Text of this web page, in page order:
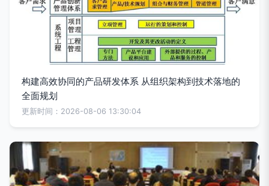
构建高效协同的产品研发体系 从组织架构到技术落地的
全面规划
更新时间：2026-08-06 13:30:04